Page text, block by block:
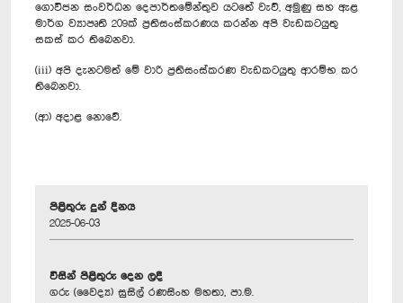
ගොවිජන සංවර්ධන දෙපාර්තමේන්තුව යටතේ වැව්, අමුණු සහ ඇළ
මාර්ග ව්‍යාපෘති 209ක් ප්‍රතිසංස්කරණය කරන්න අපි වැඩකටයුතු
සකස් කර තිබෙනවා.
(iii) අපි දැනටමත් මේ වාරි ප්‍රතිසංස්කරණ වැඩකටයුතු ආරම්භ කර
තිබෙනවා.
(ආ) අදාළ නොවේ.
පිළිතුරු දුන් දිනය
2025-06-03
විසින් පිළිතුරු දෙන ලදී
ගරු (වෛද්‍ය) සුසිල් රණසිංහ මහතා, පා.ම.